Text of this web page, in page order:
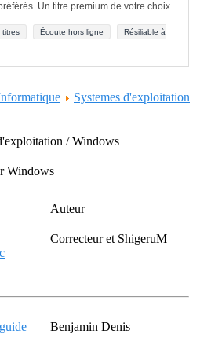
Un titre premium de votre choix
titres Écoute hors ligne
Résiliable à
Systemes d'exploitation
/ Windows
Windows
Auteur
Correcteur et ShigeruM
Benjamin Denis